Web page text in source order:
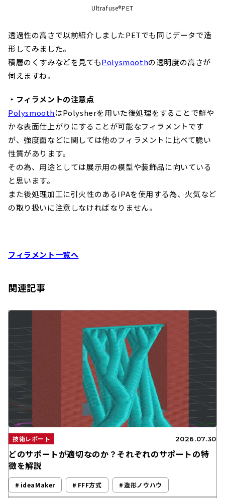
Ultrafuse®PET
透過性の高さで以前紹介しましたPETでも同じデータで造
形してみました。
積層のくすみなどを見てもPolysmoothの透明度の高さが
伺えますね。
・フィラメントの注意点
PolysmoothはPolysherを用いた後処理をすることで鮮や
かな表面仕上がりにすることが可能なフィラメントです
が、強度面などに関しては他のフィラメントに比べて脆い
性質があります。
その為、用途としては展示用の模型や装飾品に向いている
と思います。
また後処理加工に引火性のあるIPAを使用する為、火気など
の取り扱いに注意しなければなりません。
フィラメント一覧へ
関連記事
技術レポート 2026.07.30
どのサポートが適切なのか？それぞれのサポートの特
徴を解説
ideaMaker FFF方式 造形ノウハウ